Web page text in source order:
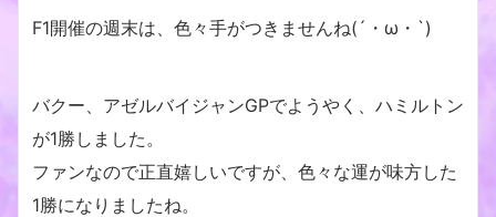
F1開催の週末は、色々手がつきませんね(´・ω・`)
バクー、アゼルバイジャンGPでようやく、ハミルトン
が1勝しました。
ファンなので正直嬉しいですが、色々な運が味方した
1勝になりましたね。